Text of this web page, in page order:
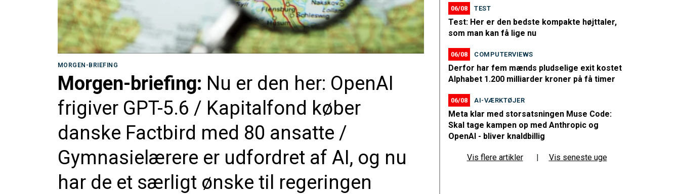
MORGEN-BRIEFING
Morgen-briefing: Nu er den her: OpenAI
frigiver GPT-5.6 / Kapitalfond køber
danske Factbird med 80 ansatte /
Gymnasielærere er udfordret af AI, og nu
har de et særligt ønske til regeringen
06/08 TEST
Test: Her er den bedste kompakte højttaler,
som man kan få lige nu
06/08 COMPUTERVIEWS
Derfor har fem mænds pludselige exit kostet
Alphabet 1.200 milliarder kroner på få timer
06/08 AI-VÆRKTØJER
Meta klar med storsatsningen Muse Code:
Skal tage kampen op med Anthropic og
OpenAI - bliver knaldbillig
Vis flere artikler Vis seneste uge